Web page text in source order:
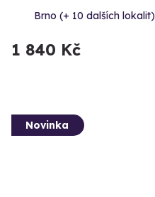
Brno (+ 10 dalších lokalit)
1 840 Kč
Novinka